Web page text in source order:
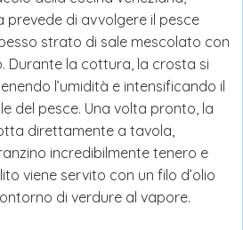
prevede di avvolgere il pesce
strato di sale mescolato con
Durante la cottura, la crosta si
l’umidità e intensificando il
del pesce. Una volta pronto, la
direttamente a tavola,
incredibilmente tenero e
viene servito con un filo d’olio
di verdure al vapore.